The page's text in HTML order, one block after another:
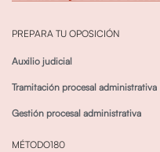
PREPARA TU OPOSICIÓN
Auxilio judicial
Tramitación procesal administrativa
Gestión procesal administrativa
MÉTODO180